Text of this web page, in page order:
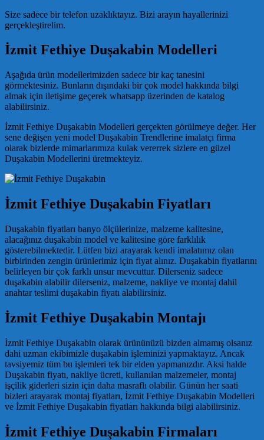
Size sadece bir telefon uzaklıktayız. Bizi arayın hayallerinizi
gerçekleştirelim.
İzmit Fethiye Duşakabin Modelleri
Aşağıda ürün modellerimizden sadece bir kaç tanesini
görmektesiniz. Bunların dışındaki bir çok model hakkında bilgi
almak için iletişime geçerek whatsapp üzerinden de katalog
alabilirsiniz.
İzmit Fethiye Duşakabin Modelleri gerçekten görülmeye değer. Her
sene değişen yeni model Duşakabin Trendlerine imalatçı firma
olarak bizlerde mimarlarımıza kulak vererrek sizlere en güzel
Duşakabin Modellerini üretmekteyiz.
İzmit Fethiye Duşakabin Fiyatları
Duşakabin fiyatları banyo ölçülerinize, malzeme kalitesine,
alacağınız duşakabin model ve kalitesine göre farklılık
gösterebilmektedir. Lütfen bizi arayarak kendi imalatımız olan
birbirinden zengin ürünlerimiz için fiyat alınız. Duşakabin fiyatlarını
belirleyen bir çok farklı unsur mevcuttur. Dilerseniz sadece
duşakabin alabilir dilerseniz, malzeme, nakliye ve montaj dahil
anahtar teslimi duşakabin fiyatı alabilirsiniz.
İzmit Fethiye Duşakabin Montajı
İzmit Fethiye Duşakabin olarak ürününüzü bizden almamış olsanız
dahi uzman ekibimizle duşakabin işleminizi yapmaktayız. Ancak
tavsiyemiz tüm bu işlemleri tek bir elden yapmanızdır. Aksi halde
Duşakabin fiyatı, nakliye ücreti, kullanılan malzemeler, montaj
işçilik giderleri sizin için daha masraflı olabilir. Günün her saati
bizleri arayarak montaj fiyatları, İzmit Fethiye Duşakabin Modelleri
ve İzmit Fethiye Duşakabin fiyatları hakkında bilgi alabilirsiniz.
İzmit Fethiye Duşakabin Firmaları